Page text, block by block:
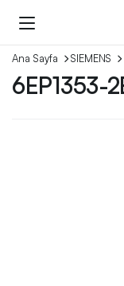
Ana Sayfa SIEMENS
6EP1353-